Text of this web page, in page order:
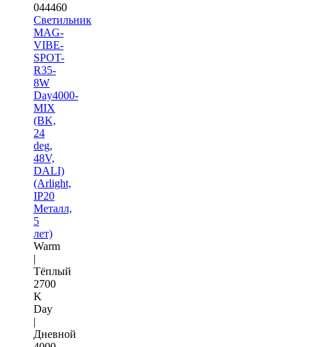
044460
Светильник
MAG-
VIBE-
SPOT-
R35-
8W
Day4000-
MIX
(BK,
24
deg,
48V,
DALI)
(Arlight,
IP20
Металл,
5
лет)
Warm
|
Тёплый
2700
K
Day
|
Дневной